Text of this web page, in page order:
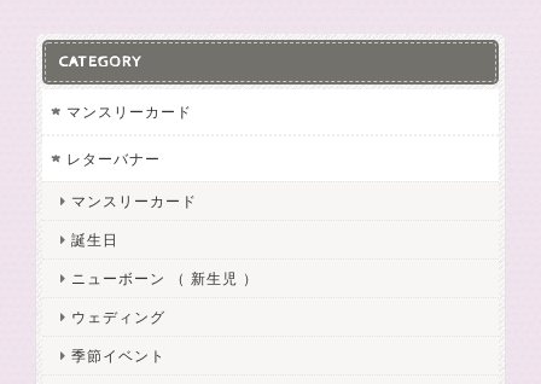
CATEGORY
マンスリーカード
レターバナー
マンスリーカード
誕生日
ニューボーン （ 新生児 ）
ウェディング
季節イベント